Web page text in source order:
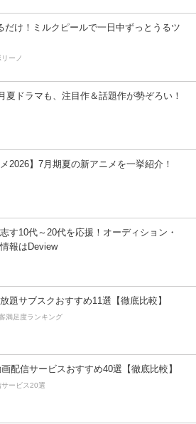
だけ！ミルクピールで一日中ずっとうるツ
リーノ
夏ドラマも、注目作＆話題作が勢ぞろい！
メ2026】7月期夏の新アニメを一挙紹介！
す10代～20代を応援！オーディション・
報はDeview
題サブスクおすすめ11選【徹底比較】
満足度ランキング
配信サービスおすすめ40選【徹底比較】
ービス20選